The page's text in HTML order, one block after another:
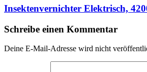
Insektenvernichter Elektrisch,
Schreibe einen Kommentar
Deine E-Mail-Adresse wird nicht